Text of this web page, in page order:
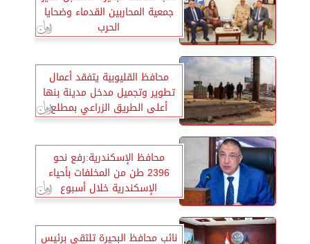
جمعية المحاربين القدماء وضحايا
الحرب
محافظ القليوبية يتفقد أعمال
تطوير وتجميل مدخل مدينة بنها
أعلى الطريق الزراعي بمطلع
ومنزل طريق المنصورة
محافظ الإسكندرية:رفع نحو
2396 طن من المخلفات بأحياء
الإسكندرية خلال أسبوع
نائب محافظ البحيرة تلتقي برئيس